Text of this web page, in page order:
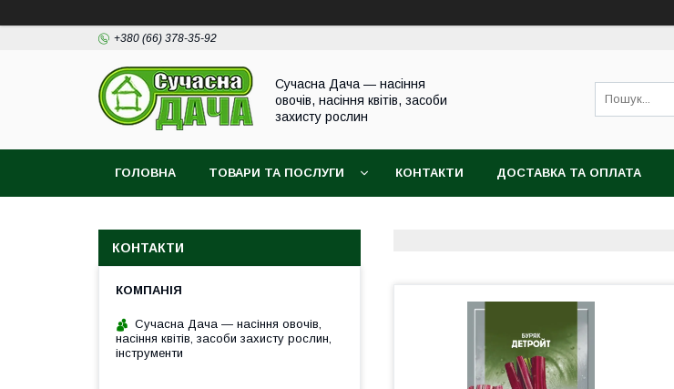
+380 (66) 378-35-92
Сучасна Дача — насіння
овочів, насіння квітів, засоби
захисту рослин
ГОЛОВНА ТОВАРИ ТА ПОСЛУГИ КОНТАКТИ ДОСТАВКА ТА ОПЛАТА
КОНТАКТИ
Сучасна Дача — насіння овочів,
насіння квітів, засоби захисту рослин,
інструменти